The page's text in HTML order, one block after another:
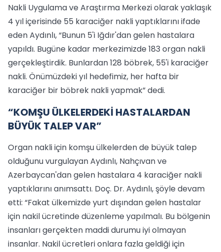
Nakli Uygulama ve Araştırma Merkezi olarak yaklaşık
4 yıl içerisinde 55 karaciğer nakli yaptıklarını ifade
eden Aydınlı, “Bunun 5'i Iğdır'dan gelen hastalara
yapıldı. Bugüne kadar merkezimizde 183 organ nakli
gerçekleştirdik. Bunlardan 128 böbrek, 55'i karaciğer
nakli. Önümüzdeki yıl hedefimiz, her hafta bir
karaciğer bir böbrek nakli yapmak” dedi.
“KOMŞU ÜLKELERDEKİ HASTALARDAN
BÜYÜK TALEP VAR”
Organ nakli için komşu ülkelerden de büyük talep
olduğunu vurgulayan Aydınlı, Nahçıvan ve
Azerbaycan'dan gelen hastalara 4 karaciğer nakli
yaptıklarını anımsattı. Doç. Dr. Aydınlı, şöyle devam
etti: “Fakat ülkemizde yurt dışından gelen hastalar
için nakil ücretinde düzenleme yapılmalı. Bu bölgenin
insanları gerçekten maddi durumu iyi olmayan
insanlar. Nakil ücretleri onlara fazla geldiği için